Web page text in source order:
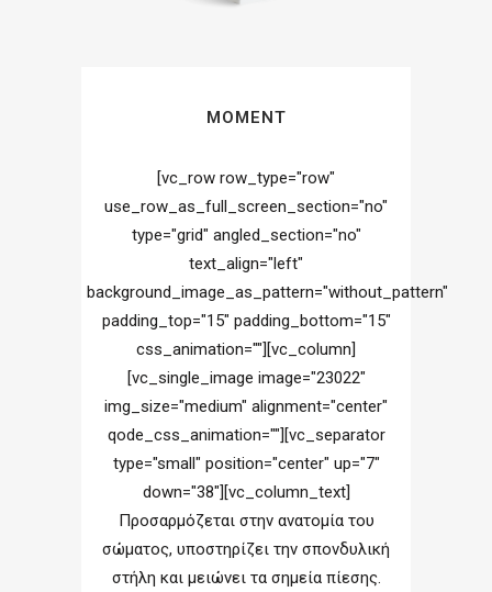
MOMENT
[vc_row row_type="row"
use_row_as_full_screen_section="no"
type="grid" angled_section="no"
text_align="left"
background_image_as_pattern="without_pattern"
padding_top="15" padding_bottom="15"
css_animation=""][vc_column]
[vc_single_image image="23022"
img_size="medium" alignment="center"
qode_css_animation=""][vc_separator
type="small" position="center" up="7"
down="38"][vc_column_text]
Προσαρμόζεται στην ανατομία του
σώματος, υποστηρίζει την σπονδυλική
στήλη και μειώνει τα σημεία πίεσης.